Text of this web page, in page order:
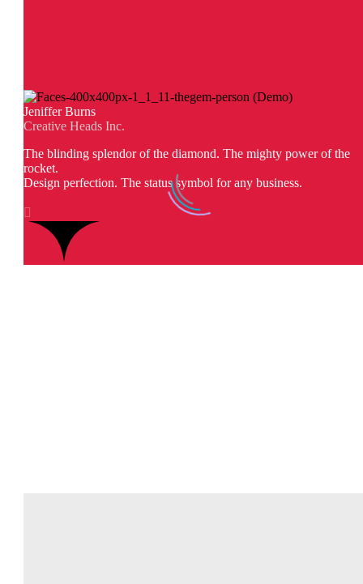
Jeniffer Burns
Creative Heads Inc.
The blinding splendor of the diamond. The mighty power of the
rocket.
Design perfection. The status symbol for any business.
